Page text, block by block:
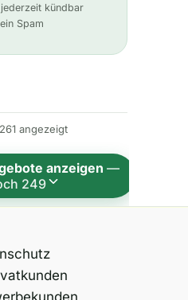
l
a
t
i
jederzeit kündbar
Spam
angezeigt
anzeigen—
249